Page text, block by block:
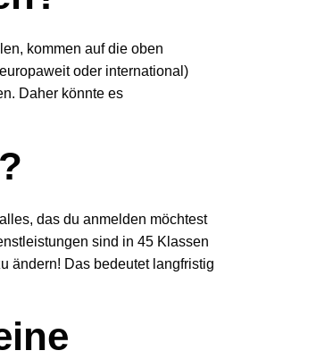
kommen auf die oben
oder international)
Daher könnte es
das du anmelden möchtest
sind in 45 Klassen
ändern! Das bedeutet langfristig